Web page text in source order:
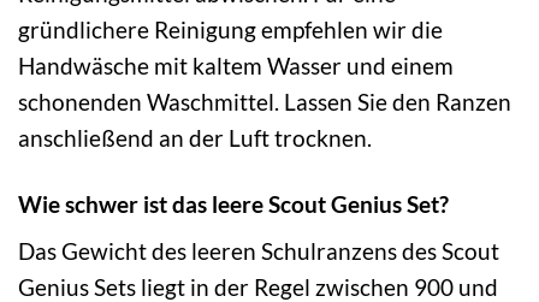
gründlichere Reinigung empfehlen wir die
Handwäsche mit kaltem Wasser und einem
schonenden Waschmittel. Lassen Sie den Ranzen
anschließend an der Luft trocknen.
Wie schwer ist das leere Scout Genius Set?
Das Gewicht des leeren Schulranzens des Scout
Genius Sets liegt in der Regel zwischen 900 und